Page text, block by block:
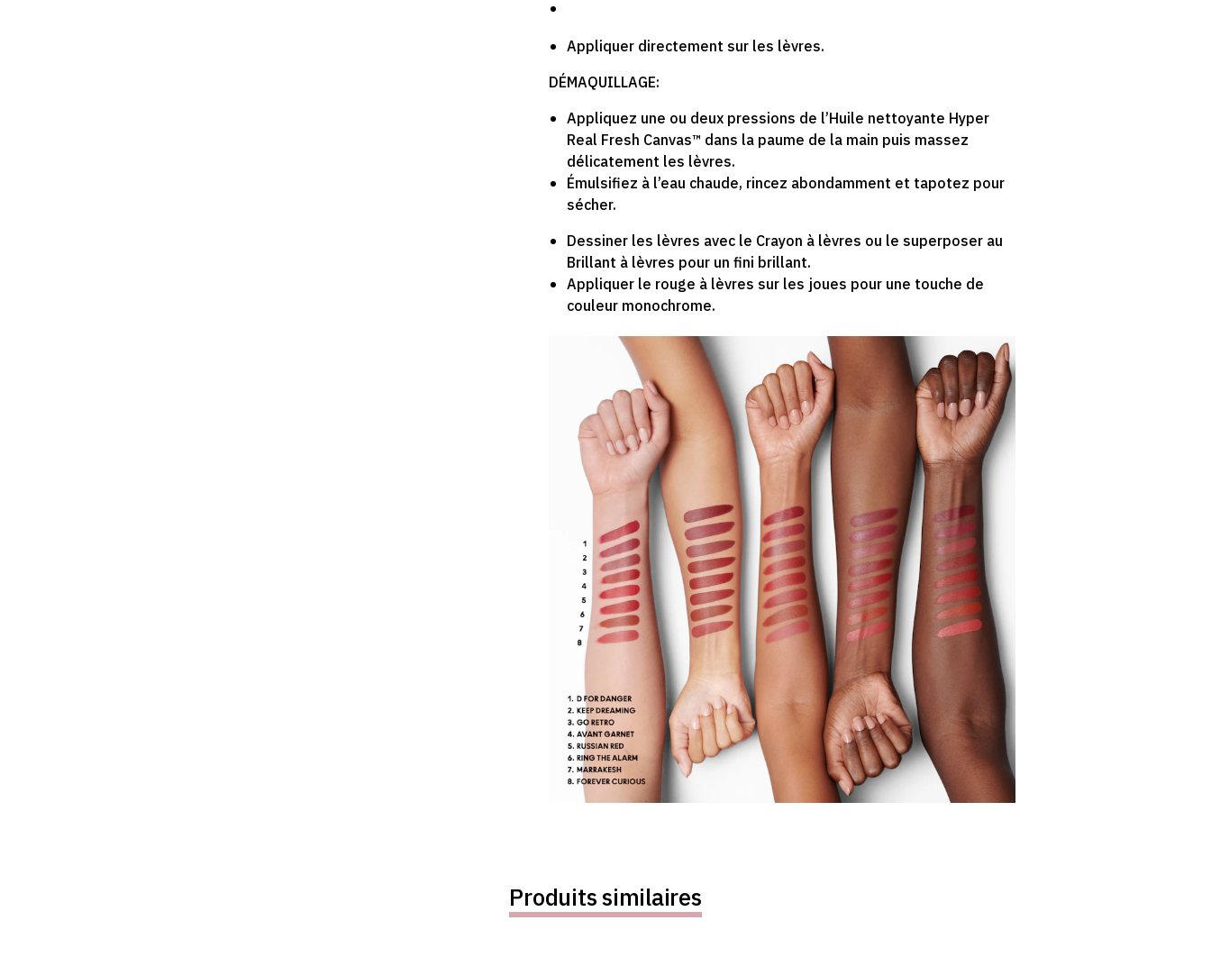
Appliquer directement sur les lèvres.
DÉMAQUILLAGE:
Appliquez une ou deux pressions de l’Huile nettoyante Hyper
Real Fresh Canvas™ dans la paume de la main puis massez
délicatement les lèvres.
Émulsifiez à l’eau chaude, rincez abondamment et tapotez pour
sécher.
Dessiner les lèvres avec le Crayon à lèvres ou le superposer au
Brillant à lèvres pour un fini brillant.
Appliquer le rouge à lèvres sur les joues pour une touche de
couleur monochrome.
Produits similaires